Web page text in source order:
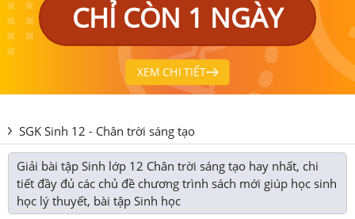
CHỈ CÒN 1 NGÀY
XEM CHI TIẾT
SGK Sinh 12 - Chân trời sáng tạo
Giải bài tập Sinh lớp 12 Chân trời sáng tạo hay nhất, chi
tiết đầy đủ các chủ đề chương trình sách mới giúp học sinh
học lý thuyết, bài tập Sinh học